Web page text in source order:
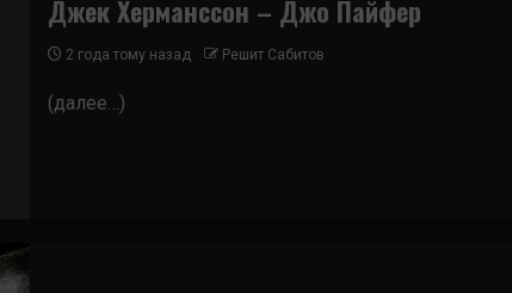
Джек Херманссон – Джо Пайфер
2 года тому назад Решит Сабитов
(далее…)